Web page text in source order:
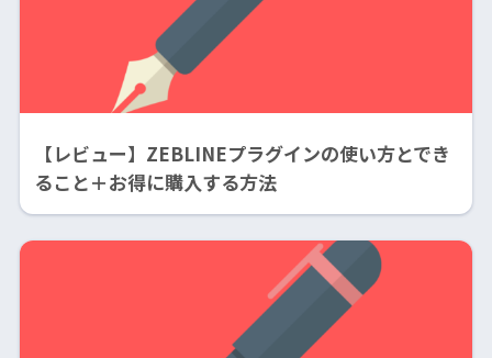
【レビュー】ZEBLINEプラグインの使い方とでき
ること＋お得に購入する方法